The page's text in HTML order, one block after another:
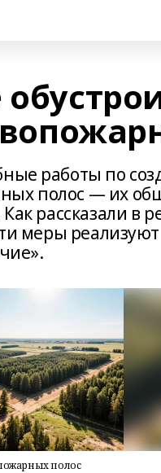
работы по
полос — их
рассказали в
меры
полос